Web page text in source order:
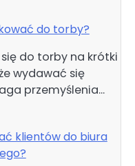
do torby?
do torby na krótki
wydawać się
przemyślenia…
klientów do biura